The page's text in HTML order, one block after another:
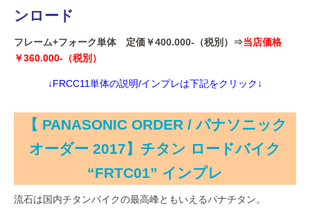
ンロード
フレーム+フォーク単体 定価￥400.000-（税別）⇒当店価格
￥360.000-（税別）
↓FRCC11単体の説明/インプレは下記をクリック↓
【 PANASONIC ORDER / パナソニック
オーダー 2017】チタン ロードバイク
“FRTC01” インプレ
流石は国内チタンバイクの最高峰ともいえるパナチタン。